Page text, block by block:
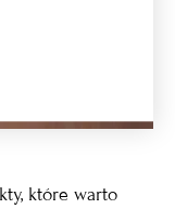
które warto